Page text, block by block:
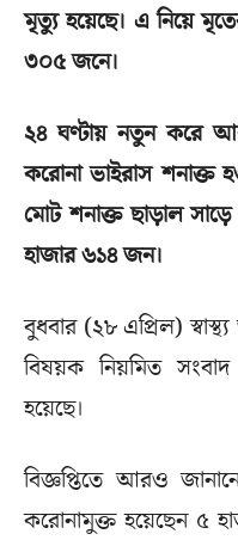
মৃত্যু হয়েছে। এ নিয়ে
৩০৫ জনে।
২৪ ঘণ্টায় নতুন করে
করোনা ভাইরাস শনাক্ত
মোট শনাক্ত ছাড়াল
হাজার ৬১৪ জন।
বুধবার (২৮ এপ্রিল)
বিষয়ক নিয়মিত
হয়েছে।
বিজ্ঞপ্তিতে আরও
করোনামুক্ত হয়েছেন ৫